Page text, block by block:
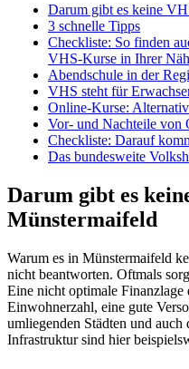
Darum gibt es keine
3 schnelle Tipps
Checkliste: So finden
VHS-Kurse in Ihrer
Abendschule in der
VHS steht für
Online-Kurse:
Vor- und Nachteile von
Checkliste: Darauf
Das bundesweite
Darum gibt es
Münstermaifeld
Warum es in Münstermaifeld
nicht beantworten. Oftmals
Eine nicht optimale
Einwohnerzahl, eine gute
umliegenden Städten und auch
Infrastruktur sind hier